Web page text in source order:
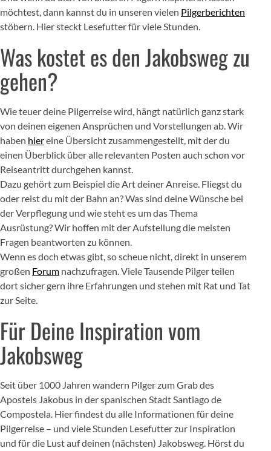
möchtest, dann kannst du in unseren vielen Pilgerberichten
stöbern. Hier steckt Lesefutter für viele Stunden.
Was kostet es den Jakobsweg zu
gehen?
Wie teuer deine Pilgerreise wird, hängt natürlich ganz stark
von deinen eigenen Ansprüchen und Vorstellungen ab. Wir
haben hiereine Übersicht zusammengestellt, mit der du
einen Überblick über alle relevanten Posten auch schon vor
Reiseantritt durchgehen kannst.
Dazu gehört zum Beispiel die Art deiner Anreise. Fliegst du
oder reist du mit der Bahn an? Was sind deine Wünsche bei
der Verpflegung und wie steht es um das Thema
Ausrüstung? Wir hoffen mit der Aufstellung die meisten
Fragen beantworten zu können.
Wenn es doch etwas gibt, so scheue nicht, direkt in unserem
großen Forum nachzufragen. Viele Tausende Pilger teilen
dort sicher gern ihre Erfahrungen und stehen mit Rat und Tat
zur Seite.
Für Deine Inspiration vom
Jakobsweg
Seit über 1000 Jahren wandern Pilger zum Grab des
Apostels Jakobus in der spanischen Stadt Santiago de
Compostela. Hier findest du alle Informationen für deine
Pilgerreise – und viele Stunden Lesefutter zur Inspiration
und für die Lust auf deinen (nächsten) Jakobsweg. Hörst du